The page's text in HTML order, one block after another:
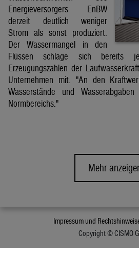
Energieversorgers EnBW
derzeit deutlich weniger
Strom als sonst produziert.
Der Wassermangel in den
Flüssen schlage sich bereits
Erzeugungszahlen der
Unternehmen mit. "An den
Wasserstände und
Normbereichs."
Mehr
Impressum und
Copyright © CISMO